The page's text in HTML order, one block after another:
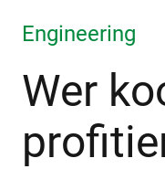
Engineering
Wer